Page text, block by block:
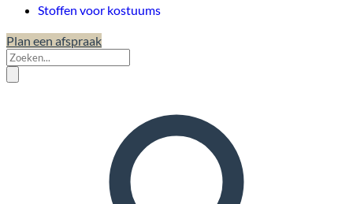
Stoffen voor kostuums
Plan een afspraak